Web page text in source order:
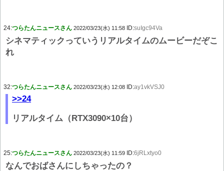
24:つらたんニュースさん 2022/03/23(水) 11:58 ID:suIgc94Va
シネマティックっていうリアルタイムのムービーだぞこ
れ
32:つらたんニュースさん 2022/03/23(水) 12:08 ID:ay1vkVSJ0
>>24
リアルタイム（RTX3090×10台）
25:つらたんニュースさん 2022/03/23(水) 11:59 ID:6jRLxtyo0
なんでおばさんにしちゃったの？